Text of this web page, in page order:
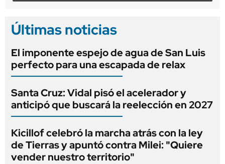
Últimas noticias
El imponente espejo de agua de San Luis
perfecto para una escapada de relax
Santa Cruz: Vidal pisó el acelerador y
anticipó que buscará la reelección en 2027
Kicillof celebró la marcha atrás con la ley
de Tierras y apuntó contra Milei: "Quiere
vender nuestro territorio"